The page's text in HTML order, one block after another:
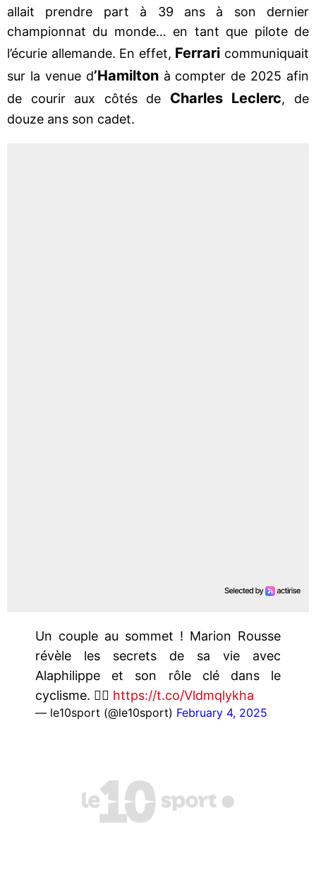
allait prendre part à 39 ans à son dernier
championnat du monde… en tant que pilote de
l’écurie allemande. En effet, Ferrari communiquait
sur la venue d’Hamiltonà compter de 2025 afin
de courir aux côtés de Charles Leclerc, de
douze ans son cadet.
Un couple au sommet ! Marion Rousse
révèle les secrets de sa vie avec
Alaphilippe et son rôle clé dans le
cyclisme. 🚴‍♀️ https://t.co/Vldmqlykha
— le10sport (@le10sport) February 4, 2025